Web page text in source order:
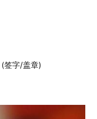
签字/盖章)